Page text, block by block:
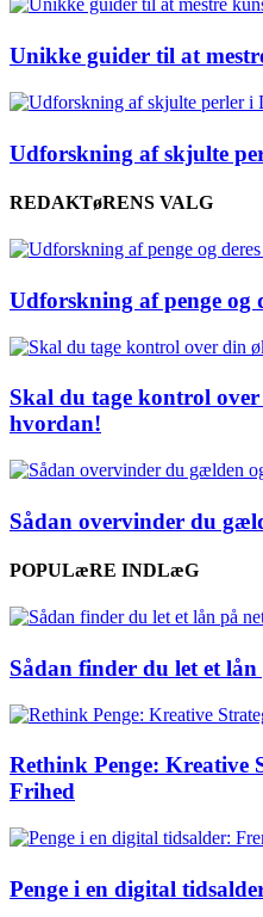
Unikke guider til at
Udforskning af skjulte
REDAKTøRENS VALG
Udforskning af penge og
Skal du tage kontrol
hvordan!
Sådan overvinder du
POPULæRE INDLæG
Sådan finder du let et lån
Rethink Penge:
Frihed
Penge i en digital